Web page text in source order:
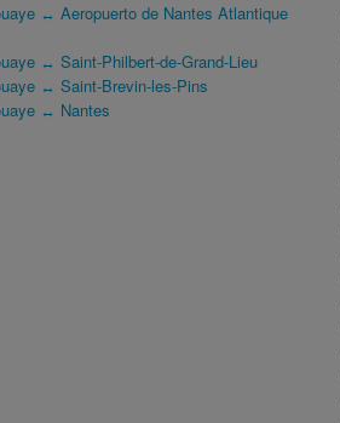
↔ Aeropuerto de Nantes Atlantique
↔ Saint-Philbert-de-Grand-Lieu
↔ Saint-Brevin-les-Pins
↔ Nantes